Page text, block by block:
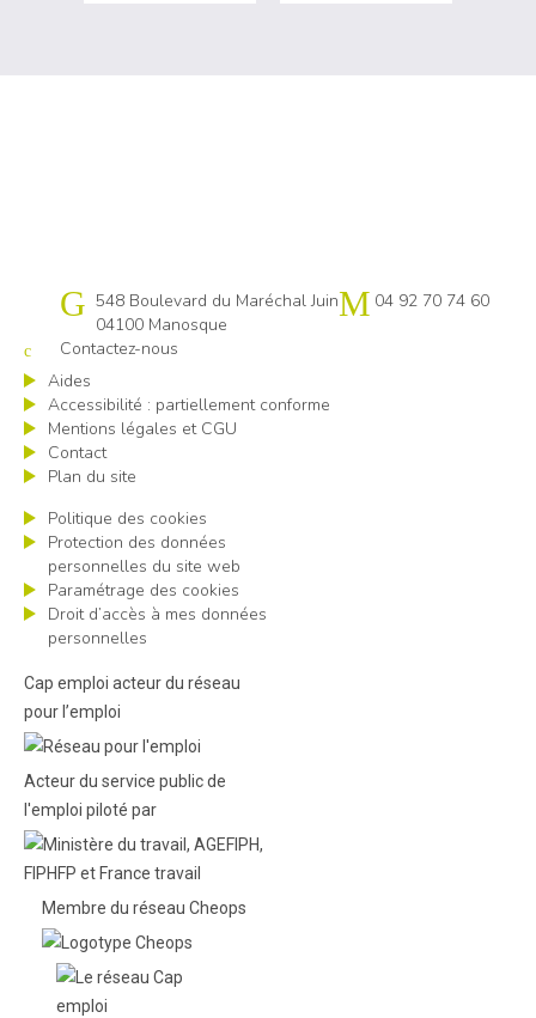
Cap emploi 04
548 Boulevard du Maréchal Juin
04100 Manosque
04 92 70 74 60
Contactez-nous
Aides
Accessibilité : partiellement conforme
Mentions légales et CGU
Contact
Plan du site
Politique des cookies
Protection des données
personnelles du site web
Paramétrage des cookies
Droit d’accès à mes données
personnelles
Cap emploi acteur du réseau
pour l’emploi
Acteur du service public de
l'emploi piloté par
Membre du réseau Cheops